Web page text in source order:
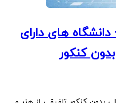
های دارای
کنکور